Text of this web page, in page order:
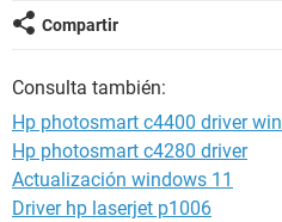
Compartir
Consulta también:
Hp photosmart c4400 driver
Hp photosmart c4280 driver
Actualización windows 11
Driver hp laserjet p1006